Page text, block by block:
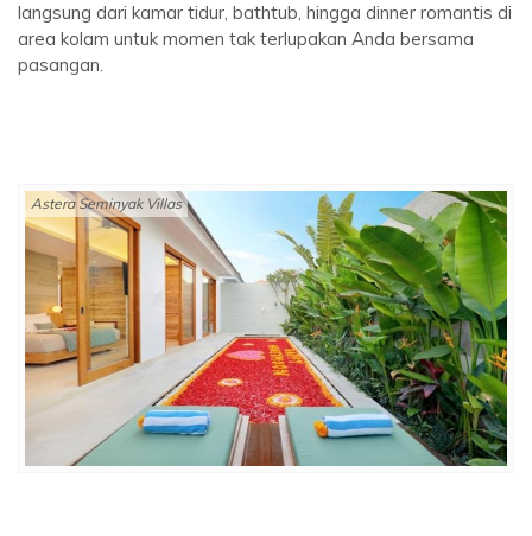
langsung dari kamar tidur, bathtub, hingga dinner romantis di
area kolam untuk momen tak terlupakan Anda bersama
pasangan.
Astera Seminyak Villas